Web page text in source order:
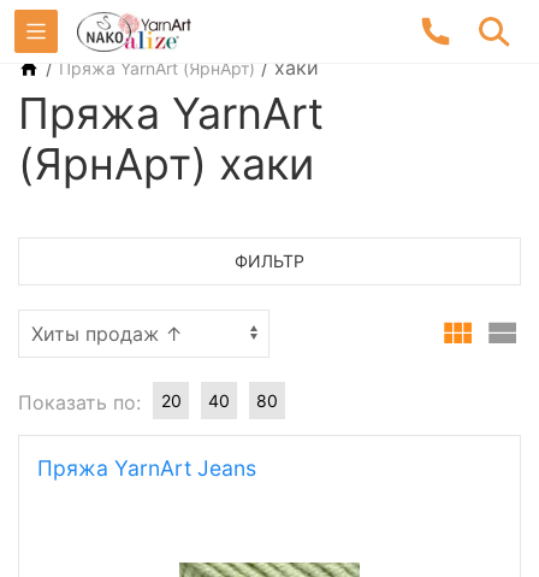
/ Пряжа YarnArt (ЯрнАрт) / хаки
Пряжа YarnArt
(ЯрнАрт) хаки
ФИЛЬТР
Показать по: 20 40 80
Пряжа YarnArt Jeans